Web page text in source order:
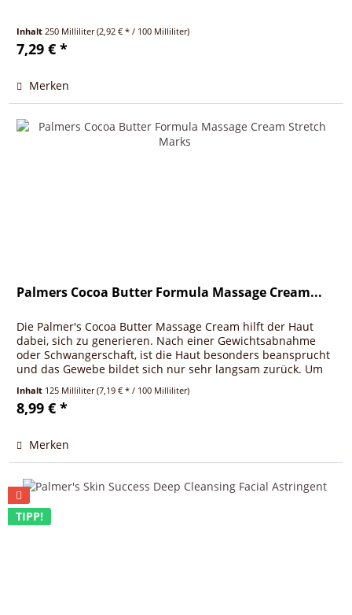
Inhalt 250 Milliliter(2,92 € * / 100 Milliliter)
7,29 € *
Merken
Palmers Cocoa Butter Formula Massage Cream...
Die Palmer's Cocoa Butter Massage Cream hilft der Haut
dabei, sich zu generieren. Nach einer Gewichtsabnahme
oder Schwangerschaft, ist die Haut besonders beansprucht
und das Gewebe bildet sich nur sehr langsam zurück. Um
Inhalt 125 Milliliter(7,19 € * / 100 Milliliter)
8,99 € *
Merken
TIPP!